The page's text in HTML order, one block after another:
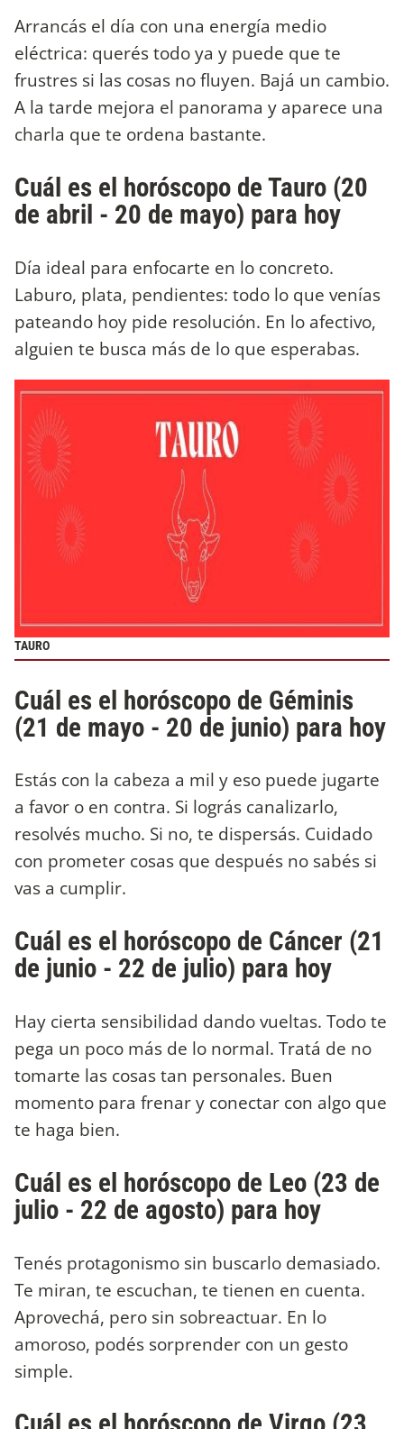
Arrancás el día con una energía medio
eléctrica: querés todo ya y puede que te
frustres si las cosas no fluyen. Bajá un cambio.
A la tarde mejora el panorama y aparece una
charla que te ordena bastante.
Cuál es el horóscopo de Tauro (20
de abril - 20 de mayo) para hoy
Día ideal para enfocarte en lo concreto.
Laburo, plata, pendientes: todo lo que venías
pateando hoy pide resolución. En lo afectivo,
alguien te busca más de lo que esperabas.
TAURO
Cuál es el horóscopo de Géminis
(21 de mayo - 20 de junio) para hoy
Estás con la cabeza a mil y eso puede jugarte
a favor o en contra. Si lográs canalizarlo,
resolvés mucho. Si no, te dispersás. Cuidado
con prometer cosas que después no sabés si
vas a cumplir.
Cuál es el horóscopo de Cáncer (21
de junio - 22 de julio) para hoy
Hay cierta sensibilidad dando vueltas. Todo te
pega un poco más de lo normal. Tratá de no
tomarte las cosas tan personales. Buen
momento para frenar y conectar con algo que
te haga bien.
Cuál es el horóscopo de Leo (23 de
julio - 22 de agosto) para hoy
Tenés protagonismo sin buscarlo demasiado.
Te miran, te escuchan, te tienen en cuenta.
Aprovechá, pero sin sobreactuar. En lo
amoroso, podés sorprender con un gesto
simple.